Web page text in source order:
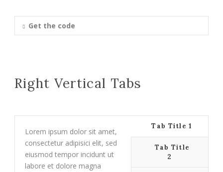
Get the code
Right Vertical Tabs
Tab Title 1
Tab Title
2
Lorem ipsum dolor sit amet,
consectetur adipisici elit, sed
eiusmod tempor incidunt ut
labore et dolore magna